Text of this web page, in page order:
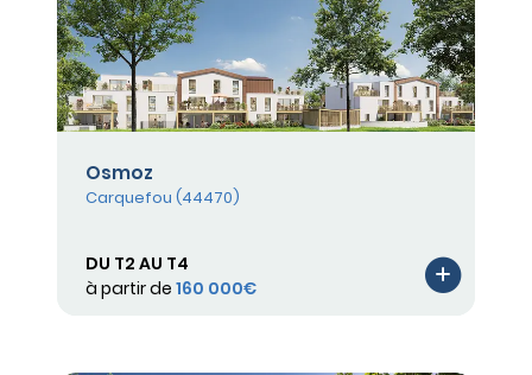
Osmoz
Carquefou (44470)
DU T2 AU T4
à partir de 160 000€